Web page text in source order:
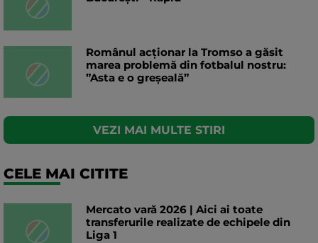
Românul acționar la Tromso a găsit
marea problemă din fotbalul nostru:
”Asta e o greșeală”
VEZI MAI MULTE STIRI
CELE MAI CITITE
Mercato vară 2026 | Aici ai toate
transferurile realizate de echipele din
Liga 1